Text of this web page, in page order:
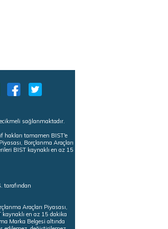
sağlanmaktadır.
hakları tamamen BIST'e
Borçlanma Araçları
BIST kaynaklı en az 15
tarafından
Araçları Piyasası,
kaynaklı en az 15 dakika
Marka Belgesi altında